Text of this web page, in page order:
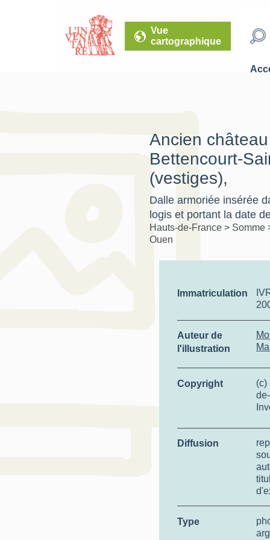
Vue
cartographique
Ancien
Bettencourt-
(vestiges),
Dalle armoriée insérée
logis et portant la date
Hauts-de-France > Somme
Ouen
Immatriculation
Auteur de
l'illustration
Copyright
(c)
Diffusion
Type